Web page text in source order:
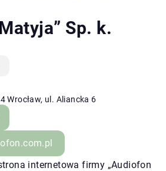
Sp. k.
Wrocław, ul. Aliancka 6
internetowa firmy „Audiofon